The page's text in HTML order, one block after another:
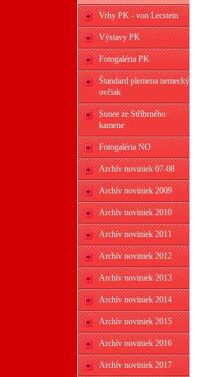
Vrhy PK - von Lecstein
Výstavy PK
Fotogaléria PK
Štandard plemena nemecký
ovčiak
Sunee ze Stříbrného
kamene
Fotogaléria NO
Archív noviniek 07-08
Archív noviniek 2009
Archív noviniek 2010
Archív noviniek 2011
Archív noviniek 2012
Archív noviniek 2013
Archív noviniek 2014
Archív noviniek 2015
Archív noviniek 2016
Archív noviniek 2017